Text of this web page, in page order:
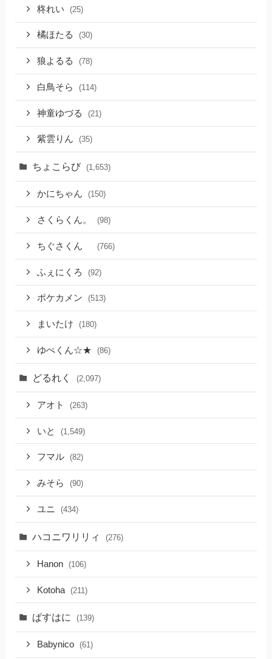
柊れい (25)
橘ほたる (30)
狼よるる (78)
白鳥そら (114)
神童ゆづる (21)
紫雲りん (35)
ちょこらび (1,653)
かにちゃん (150)
さくらくん。 (98)
ちぐさくん (766)
ふぇにくろ (92)
ポケカメン (513)
まいたけ (180)
ゆぺくん☆★ (86)
どるれく (2,097)
アオト (263)
いと (1,549)
フマル (82)
みそら (90)
ユニ (434)
ハコニワリリィ (276)
Hanon (106)
Kotoha (211)
ぱすはに (139)
Babynico (61)